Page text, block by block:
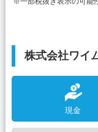
株式会社ワイ
現金